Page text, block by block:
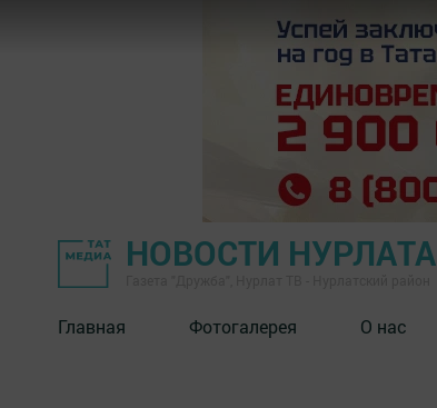
НОВОСТИ НУРЛАТА
Главная Фотогалерея О нас